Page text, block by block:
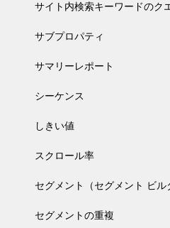
サイト内検索キーワードのク
サブプロパティ
サマリーレポート
シーケンス
しきい値
スクロール率
セグメント（セグメント ビル
セグメントの重複